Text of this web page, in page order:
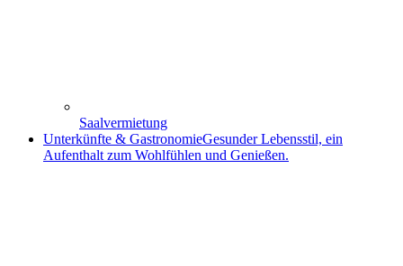
Saalvermietung
Unterkünfte & GastronomieGesunder Lebensstil, ein
Aufenthalt zum Wohlfühlen und Genießen.